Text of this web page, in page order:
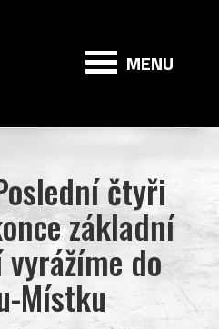
MENU
čtyři
základní
do
Místku